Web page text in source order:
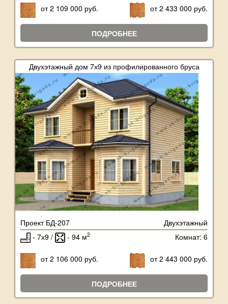
от 2 109 000 руб. от 2 433 000 руб.
ПОДРОБНЕЕ
Двухэтажный дом 7х9 из профилированного бруса
Проект БД-207
Двухэтажный
- 7х9 /
- 94 м2 Комнат: 6
от 2 106 000 руб. от 2 443 000 руб.
ПОДРОБНЕЕ